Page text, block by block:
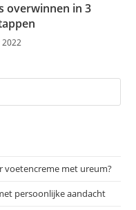
overwinnen in 3
op
voetencreme met ureum?
persoonlijke aandacht